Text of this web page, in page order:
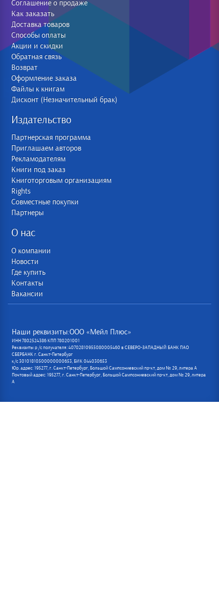
Соглашение о продаже
Как заказать
Доставка товаров
Способы оплаты
Акции и скидки
Обратная связь
Возврат
Оформление заказа
Файлы к книгам
Дисконт (Незначительный брак)
Издательство
Партнерская программа
Приглашаем авторов
Рекламодателям
Книги под заказ
Книготорговым организациям
Rights
Совместные покупки
Партнеры
О нас
О компании
Новости
Где купить
Контакты
Вакансии
Наши реквизиты:ООО «Мейл Плюс»
ИНН 7802524386 КПП 780201001
Реквизиты р /с получателя: 40702810955080005460 в СЕВЕРО-ЗАПАДНЫЙ БАНК ПАО
СБЕРБАНК г. Санкт-Петербург
к/с 30101810500000000653, БИК 044030653
Юр. адрес: 195277, г. Санкт-Петербург, Большой Сампсониевский пр-кт, дом № 29, литера А
Почтовый адрес: 195277, г. Санкт-Петербург, Большой Сампсониевский пр-кт, дом № 29, литера
А